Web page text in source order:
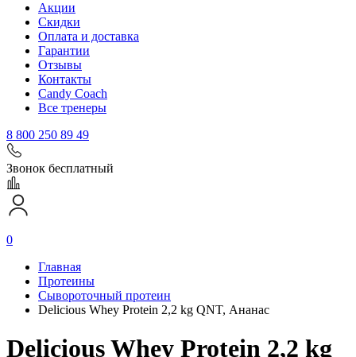
Акции
Скидки
Оплата и доставка
Гарантии
Отзывы
Контакты
Candy Coach
Все тренеры
8 800 250 89 49
Звонок бесплатный
0
Главная
Протеины
Сывороточный протеин
Delicious Whey Protein 2,2 kg QNT, Ананас
Delicious Whey Protein 2,2 kg